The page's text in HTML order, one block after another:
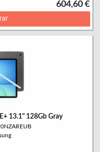
604,60 €
13.1" 128Gb Gray